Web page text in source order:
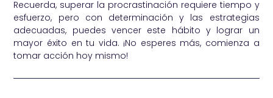
Recuerda, superar la procrastinación requiere tiempo y
esfuerzo, pero con determinación y las estrategias
adecuadas, puedes vencer este hábito y lograr un
mayor éxito en tu vida. ¡No esperes más, comienza a
tomar acción hoy mismo!